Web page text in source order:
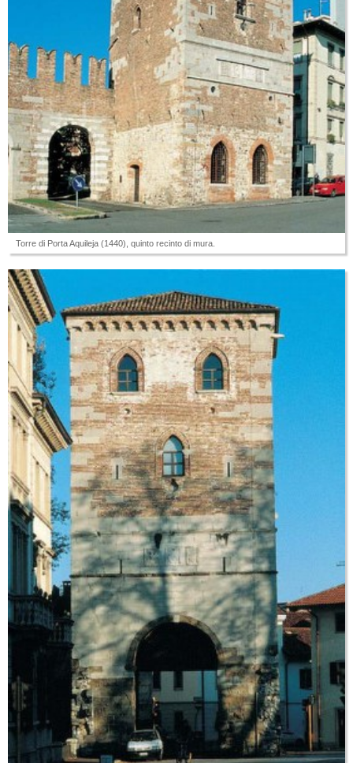
Torre di Porta Aquileja (1440), quinto recinto di mura.